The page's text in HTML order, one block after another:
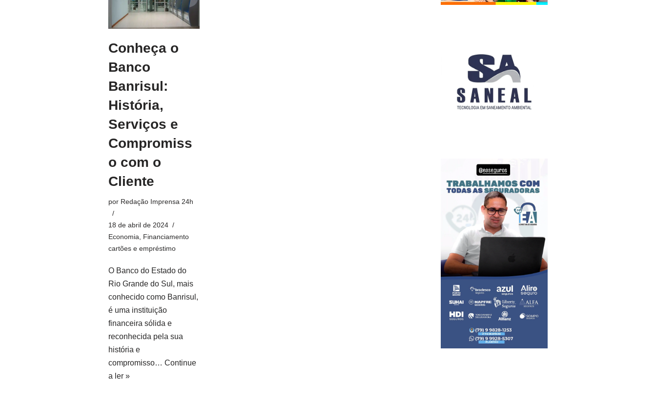
Conheça o
Banco
Banrisul:
História,
Serviços e
Compromiss
o com o
Cliente
por Redação Imprensa 24h
18 de abril de 2024
Economia
Financiamento
cartões e empréstimo
O Banco do Estado do
Rio Grande do Sul, mais
conhecido como Banrisul,
é uma instituição
financeira sólida e
reconhecida pela sua
história e
compromisso… Continue
a ler »